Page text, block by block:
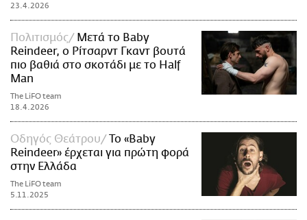
23.4.2026
Πολιτισμός
Μετά το Baby
Reindeer, ο Ρίτσαρντ Γκαντ βουτά
πιο βαθιά στο σκοτάδι με το Half
Man
The LiFO team
18.4.2026
Οδηγός Θεάτρου
Το «Baby
Reindeer» έρχεται για πρώτη φορά
στην Ελλάδα
The LiFO team
5.11.2025